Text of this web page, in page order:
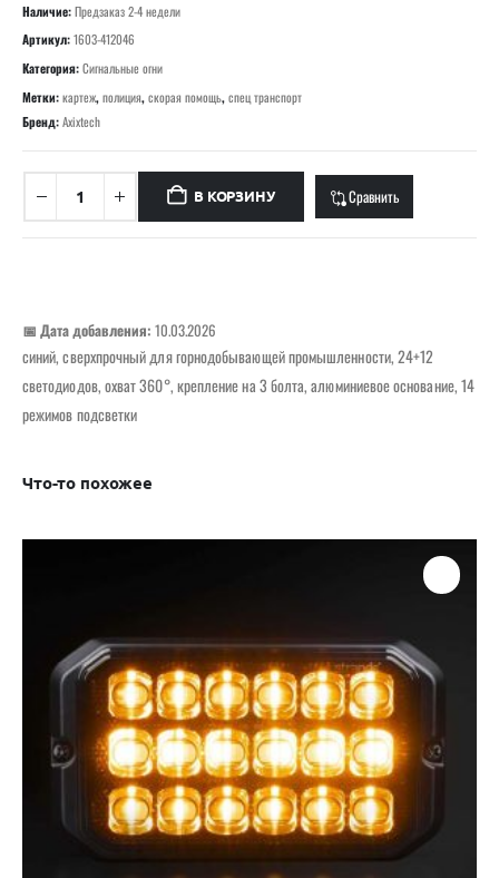
Наличие:Предзаказ 2-4 недели
Артикул:1603-412046
Категория:Сигнальные огни
Метки:картеж,полиция,скорая помощь,спец транспорт
Бренд:Axixtech
В КОРЗИНУ Сравнить
📅 Дата добавления: 10.03.2026
синий, сверхпрочный для горнодобывающей промышленности, 24+12
светодиодов, охват 360°, крепление на 3 болта, алюминиевое основание, 14
режимов подсветки
Что-то похожее